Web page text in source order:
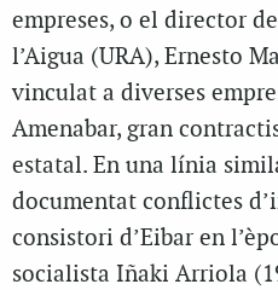
empreses, o el director
l’Aigua (URA), Ernesto
vinculat a diverses
Amenabar, gran
estatal. En una línia
documentat conflictes
consistori d’Eibar en
socialista Iñaki Arriola